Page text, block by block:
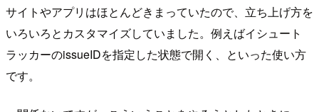
サイトやアプリはほとんどきまっていたので、立ち上げ方を
いろいろとカスタマイズしていました。例えばイシュート
ラッカーのissueIDを指定した状態で開く、といった使い方
です。